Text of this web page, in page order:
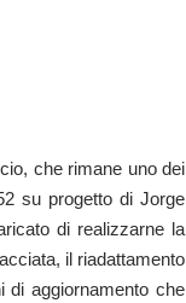
che rimane uno dei
su progetto di Jorge
di realizzarne la
il riadattamento
di aggiornamento che